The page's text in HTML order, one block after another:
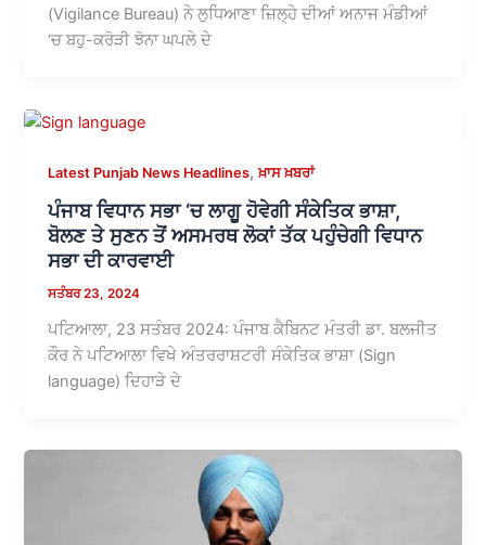
(Vigilance Bureau) ਨੇ ਲੁਧਿਆਣਾ ਜ਼ਿਲ੍ਹੇ ਦੀਆਂ ਅਨਾਜ ਮੰਡੀਆਂ
‘ਚ ਬਹੁ-ਕਰੋੜੀ ਝੋਨਾ ਘਪਲੇ ਦੇ
Latest Punjab News Headlines,ਖ਼ਾਸ ਖ਼ਬਰਾਂ
ਪੰਜਾਬ ਵਿਧਾਨ ਸਭਾ ‘ਚ ਲਾਗੂ ਹੋਵੇਗੀ ਸੰਕੇਤਿਕ ਭਾਸ਼ਾ,
ਬੋਲਣ ਤੇ ਸੁਣਨ ਤੋਂ ਅਸਮਰਥ ਲੋਕਾਂ ਤੱਕ ਪਹੁੰਚੇਗੀ ਵਿਧਾਨ
ਸਭਾ ਦੀ ਕਾਰਵਾਈ
ਸਤੰਬਰ 23, 2024
ਪਟਿਆਲਾ, 23 ਸਤੰਬਰ 2024: ਪੰਜਾਬ ਕੈਬਿਨਟ ਮੰਤਰੀ ਡਾ. ਬਲਜੀਤ
ਕੌਰ ਨੇ ਪਟਿਆਲਾ ਵਿਖੇ ਅੰਤਰਰਾਸ਼ਟਰੀ ਸੰਕੇਤਿਕ ਭਾਸ਼ਾ (Sign
language) ਦਿਹਾੜੇ ਦੇ